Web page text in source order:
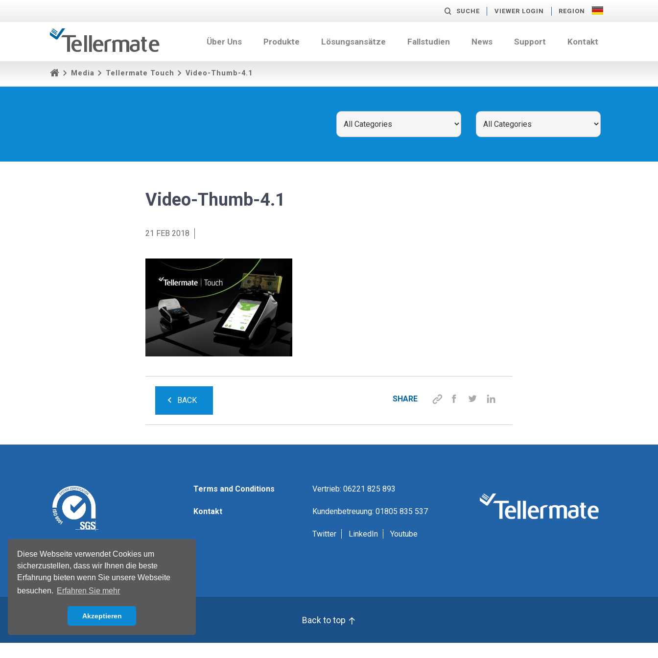
Diese Webseite verwendet Cookies um
sicherzustellen, dass wir Ihnen die beste
Erfahrung bieten wenn Sie unsere Webseite
besuchen. Erfahren Sie mehr
Akzeptieren
SUCHE VIEWER LOGIN REGION
Über Uns Produkte Lösungsansätze Fallstudien News Support Kontakt
Media Tellermate Touch Video-Thumb-4.1
Video-Thumb-4.1
21 FEB 2018
BACK SHARE
© Tellermate 2026
Terms and Conditions
Kontakt
Vertrieb: 06221 825 893
Kundenbetreuung: 01805 835 537
Twitter LinkedIn Youtube
Back to top